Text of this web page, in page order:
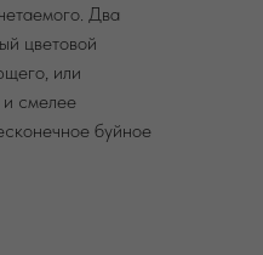
Два
цветовой
или
и смелее
буйное